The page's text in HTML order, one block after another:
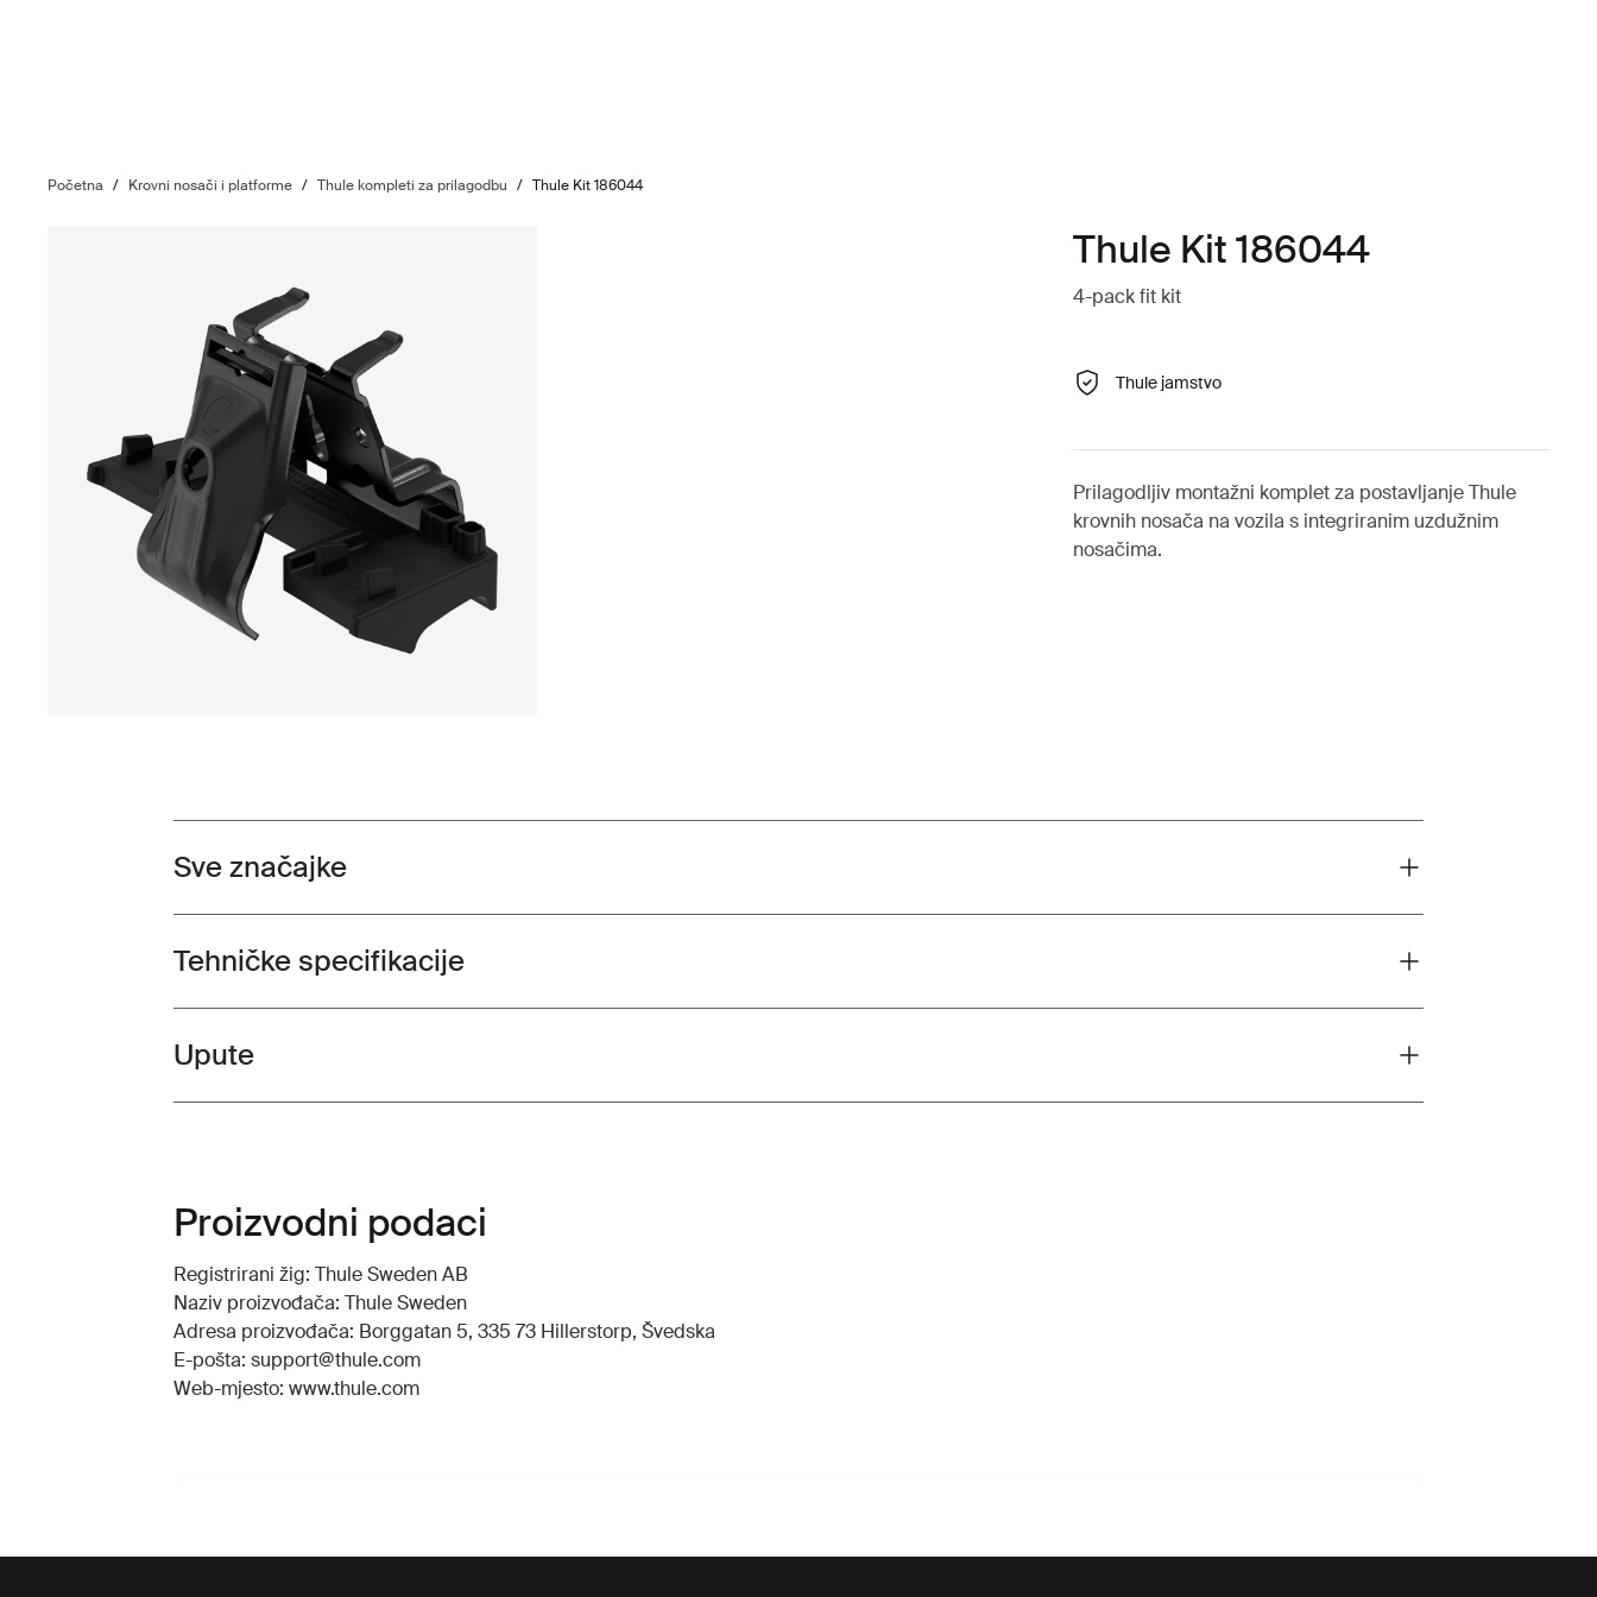
Početna / Krovni nosači i platforme / Thule kompleti za prilagodbu / Thule Kit 186044
Thule Kit 186044
4-pack fit kit
Thule jamstvo
Prilagodljiv montažni komplet za postavljanje Thule
krovnih nosača na vozila s integriranim uzdužnim
nosačima.
Toggle features
Sve značajke
Toggle techspec
Tehničke specifikacije
Toggle guides and instructions
Upute
Proizvodni podaci
Registrirani žig: Thule Sweden AB
Naziv proizvođača: Thule Sweden
Adresa proizvođača: Borggatan 5, 335 73 Hillerstorp, Švedska
E-pošta: support@thule.com
Web-mjesto: www.thule.com